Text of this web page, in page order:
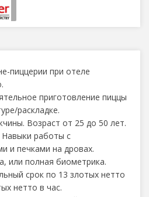
пиццерии при отеле
приготовление пиццы
раскладке.
Возраст от 25 до 50 лет.
работы с
и печками на дровах.
или полная биометрика.
срок по 13 злотых нетто
нетто в час.